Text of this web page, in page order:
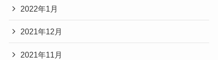
2022年1月
2021年12月
2021年11月